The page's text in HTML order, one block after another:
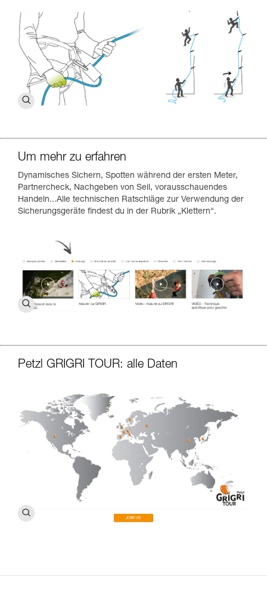
Um mehr zu erfahren
Dynamisches Sichern, Spotten während der ersten Meter,
Partnercheck, Nachgeben von Seil, vorausschauendes
Handeln...Alle technischen Ratschläge zur Verwendung der
Sicherungsgeräte findest du in der Rubrik „Klettern“.
Petzl GRIGRI TOUR: alle Daten